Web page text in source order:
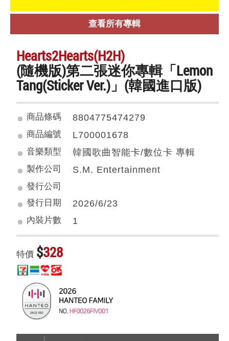
查看所有專輯
Hearts2Hearts(H2H)
(隨機版)第二張迷你專輯「Lemon
Tang(Sticker Ver.)」(韓國進口版)
商品條碼 8804775474279
商品編號 L700001678
音樂類型 韓國歌曲智能卡/數位卡 專輯
製作公司 S.M. Entertainment
發行公司
發行日期
2026/6/23
內裝片數 1
特價 $328